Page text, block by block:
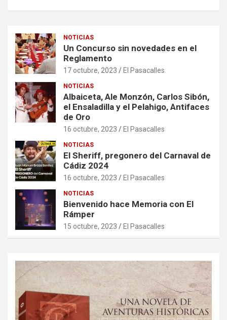
NOTICIAS
Un Concurso sin novedades en el
Reglamento
17 octubre, 2023 El Pasacalles
NOTICIAS
Albaiceta, Ale Monzón, Carlos Sibón,
el Ensaladilla y el Pelahigo, Antifaces
de Oro
16 octubre, 2023 El Pasacalles
NOTICIAS
El Sheriff, pregonero del Carnaval de
Cádiz 2024
16 octubre, 2023 El Pasacalles
NOTICIAS
Bienvenido hace Memoria con El
Rámper
15 octubre, 2023 El Pasacalles